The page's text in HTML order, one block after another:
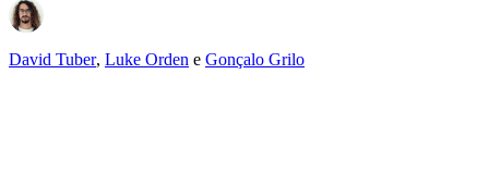
David Tuber, Luke Orden e Gonçalo Grilo